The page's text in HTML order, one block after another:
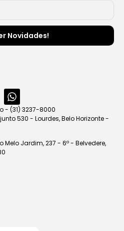
Novidades!
- (31) 3237-8000
530 - Lourdes, Belo Horizonte -
Melo Jardim, 237 - 6º - Belvedere,